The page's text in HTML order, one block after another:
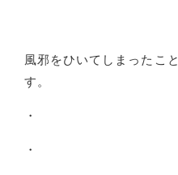
風邪をひいてしまったこ
す。
・
・